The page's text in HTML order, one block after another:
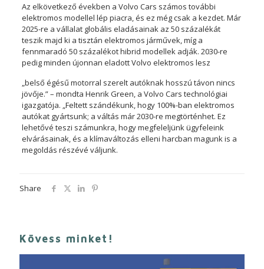
Az elkövetkező években a Volvo Cars számos további
elektromos modellel lép piacra, és ez még csak a kezdet. Már
2025-re a vállalat globális eladásainak az 50 százalékát
teszik majd ki a tisztán elektromos járművek, míg a
fennmaradó 50 százalékot hibrid modellek adják. 2030-re
pedig minden újonnan eladott Volvo elektromos lesz
„belső égésű motorral szerelt autóknak hosszú távon nincs
jövője.” – mondta Henrik Green, a Volvo Cars technológiai
igazgatója. „Feltett szándékunk, hogy 100%-ban elektromos
autókat gyártsunk; a váltás már 2030-re megtörténhet. Ez
lehetővé teszi számunkra, hogy megfeleljünk ügyfeleink
elvárásainak, és a klímaváltozás elleni harcban magunk is a
megoldás részévé váljunk.
Share
Kövess minket!